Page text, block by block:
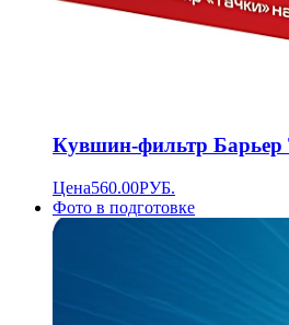
Кувшин-фильтр Барьер
Цена560.00РУБ.
Фото в подготовке